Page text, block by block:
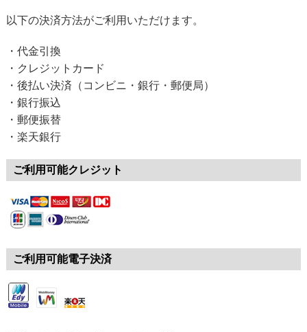
以下の決済方法がご利用いただけます。
・代金引換
・クレジットカード
・後払い決済（コンビニ・銀行・郵便局）
・銀行振込
・郵便振替
・楽天銀行
ご利用可能クレジット
ご利用可能電子決済